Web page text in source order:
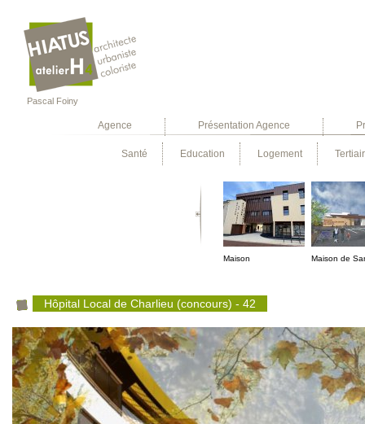
Pascal Foiny
Agence Présentation Agence
Santé Education Logement
Maison
Pendue - 42
Maison de
Hôpital Local de Charlieu (concours) - 42